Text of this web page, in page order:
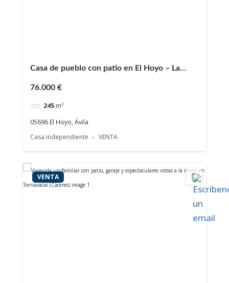
Casa de pueblo con patio en El Hoyo – La
76.000 €
245 m²
05696 El Hoyo, Ávila
Casa independiente
VENTA
VENTA